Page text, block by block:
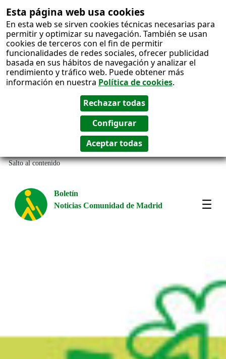
Esta página web usa cookies
En esta web se sirven cookies técnicas necesarias para
permitir y optimizar su navegación. También se usan
cookies de terceros con el fin de permitir
funcionalidades de redes sociales, ofrecer publicidad
basada en sus hábitos de navegación y analizar el
rendimiento y tráfico web. Puede obtener más
información en nuestra Política de cookies.
Salto al contenido
Boletín
Noticias Comunidad de Madrid